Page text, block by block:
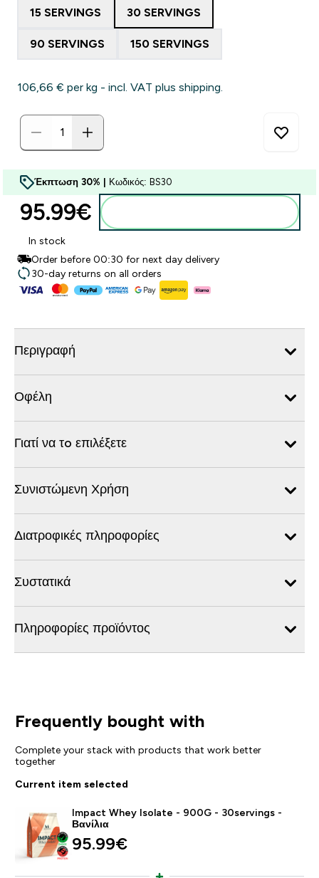
15 SERVINGS 30 SERVINGS
90 SERVINGS 150 SERVINGS
106,66 €‎ per kg - incl. VAT plus shipping.
Έκπτωση 30% | Κωδικός: BS30
95.99€‎
In stock
Order before 00:30 for next day delivery
30-day returns on all orders
Περιγραφή
Οφέλη
Γιατί να τo επιλέξετε
Συνιστώμενη Χρήση
Διατροφικές πληροφορίες
Συστατικά
Πληροφορίες προϊόντος
Frequently bought with
Complete your stack with products that work better
together
Current item selected
Impact Whey Isolate - 900G - 30servings -
Βανίλια
95.99€‎